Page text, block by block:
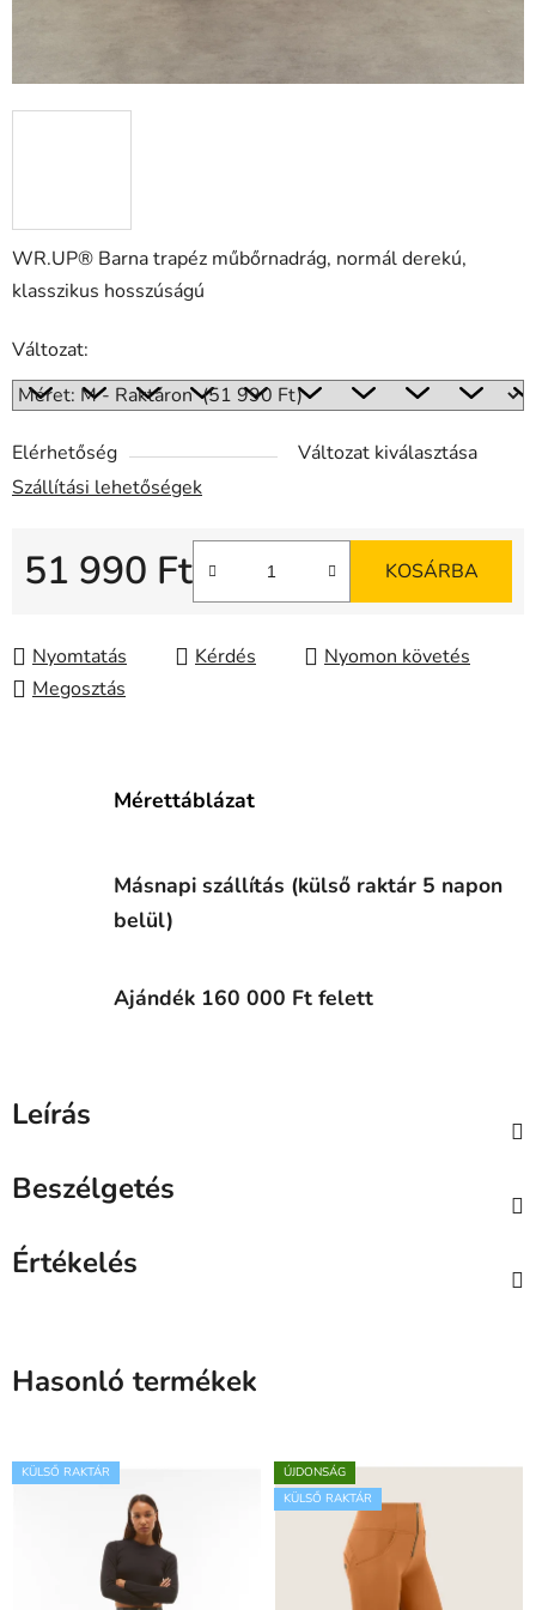
WR.UP® Barna trapéz műbőrnadrág, normál derekú,
klasszikus hosszúságú
Változat:
Elérhetőség
Változat kiválasztása
Szállítási lehetőségek
51 990 Ft KOSÁRBA
Nyomtatás Kérdés
Nyomon követés
Megosztás
Mérettáblázat
Másnapi szállítás (külső raktár 5 napon
belül)
Ajándék 160 000 Ft felett
Leírás
Beszélgetés
Értékelés
Hasonló termékek
KÜLSŐ RAKTÁR
ÚJDONSÁG
KÜLSŐ RAKTÁR